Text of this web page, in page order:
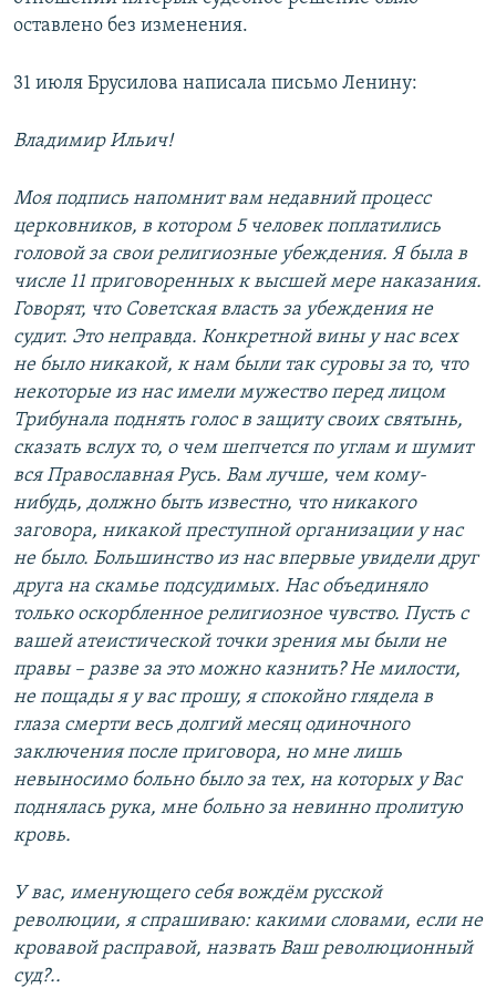
оставлено без изменения.
31 июля Брусилова написала письмо Ленину:
Владимир Ильич!
Моя подпись напомнит вам недавний процесс
церковников, в котором 5 человек поплатились
головой за свои религиозные убеждения. Я была в
числе 11 приговоренных к высшей мере наказания.
Говорят, что Советская власть за убеждения не
судит. Это неправда. Конкретной вины у нас всех
не было никакой, к нам были так суровы за то, что
некоторые из нас имели мужество перед лицом
Трибунала поднять голос в защиту своих святынь,
сказать вслух то, о чем шепчется по углам и шумит
вся Православная Русь. Вам лучше, чем кому-
нибудь, должно быть известно, что никакого
заговора, никакой преступной организации у нас
не было. Большинство из нас впервые увидели друг
друга на скамье подсудимых. Нас объединяло
только оскорбленное религиозное чувство. Пусть с
вашей атеистической точки зрения мы были не
правы – разве за это можно казнить? Не милости,
не пощады я у вас прошу, я спокойно глядела в
глаза смерти весь долгий месяц одиночного
заключения после приговора, но мне лишь
невыносимо больно было за тех, на которых у Вас
поднялась рука, мне больно за невинно пролитую
кровь.
У вас, именующего себя вождём русской
революции, я спрашиваю: какими словами, если не
кровавой расправой, назвать Ваш революционный
суд?..